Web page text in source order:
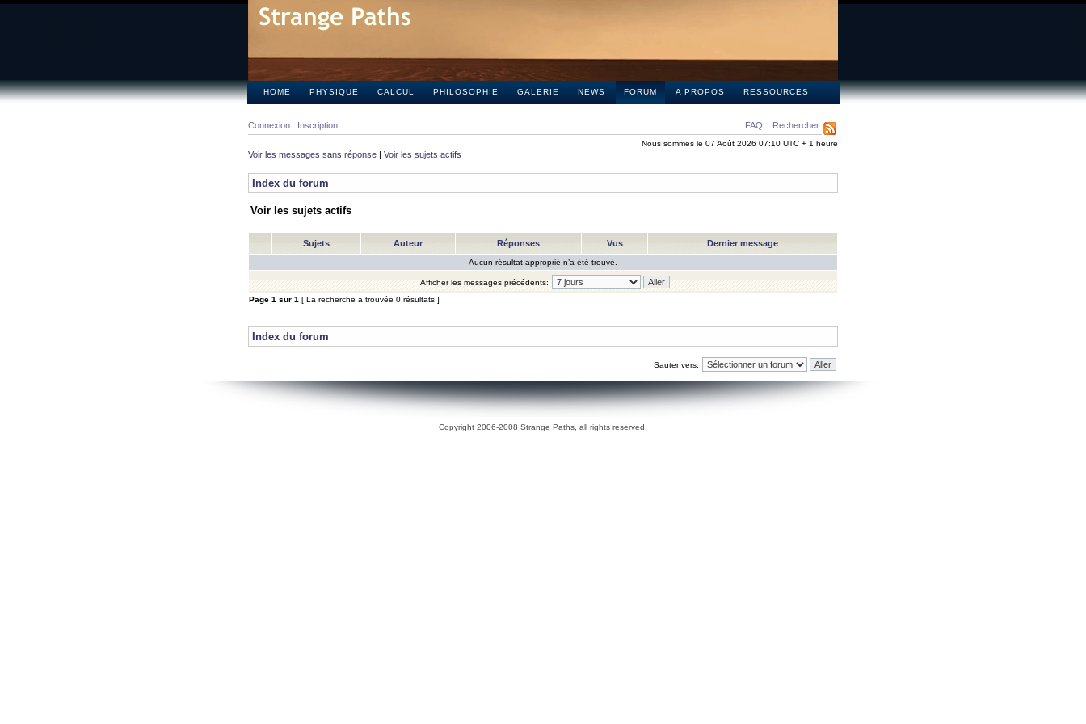
HOME PHYSIQUE CALCUL PHILOSOPHIE GALERIE NEWS FORUM A PROPOS RESSOURCES
FAQ Rechercher
Connexion Inscription
Nous sommes le 07 Août 2026 07:10 UTC + 1 heure
Voir les messages sans réponse | Voir les sujets actifs
Index du forum
Voir les sujets actifs
Sujets Auteur Réponses Vus Dernier message
Aucun résultat approprié n’a été trouvé.
Afficher les messages précédents:
Page 1 sur 1 [ La recherche a trouvée 0 résultats ]
Index du forum
Sauter vers:
Copyright 2006-2008 Strange Paths, all rights reserved.